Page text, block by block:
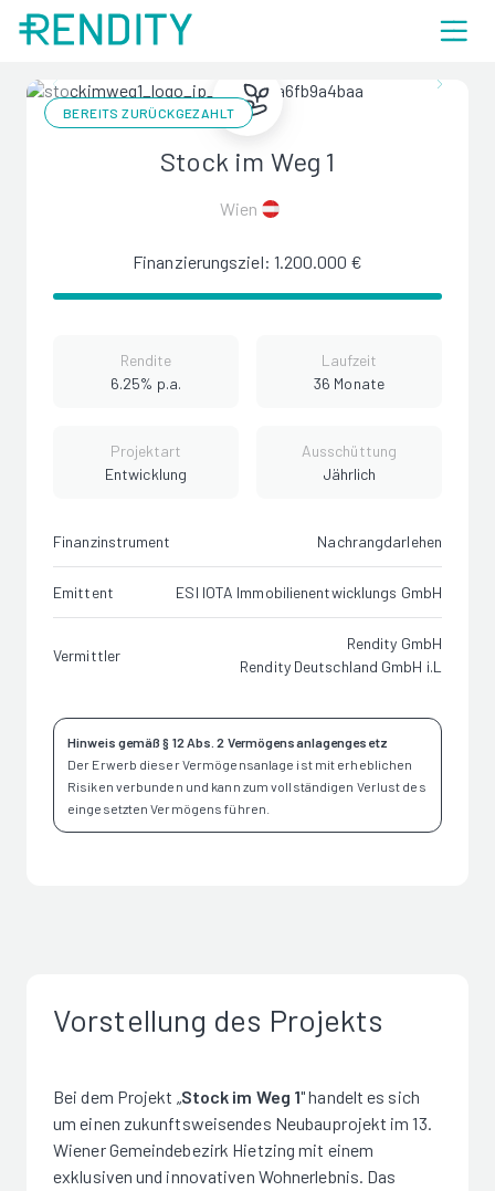
BEREITS ZURÜCKGEZAHLT
Stock im Weg 1
Wien
Finanzierungsziel: 1.200.000 €
Rendite
6.25% p.a.
Laufzeit
36 Monate
Projektart
Entwicklung
Ausschüttung
Jährlich
Finanzinstrument Nachrangdarlehen
Emittent ESI IOTA Immobilienentwicklungs GmbH
Vermittler
Rendity GmbH
Rendity Deutschland GmbH i.L
Hinweis gemäß § 12 Abs. 2 Vermögensanlagengesetz
Der Erwerb dieser Vermögensanlage ist mit erheblichen
Risiken verbunden und kann zum vollständigen Verlust des
eingesetzten Vermögens führen.
Vorstellung des Projekts
Bei dem Projekt „Stock im Weg 1" handelt es sich
um einen zukunftsweisendes Neubauprojekt im 13.
Wiener Gemeindebezirk Hietzing mit einem
exklusiven und innovativen Wohnerlebnis. Das